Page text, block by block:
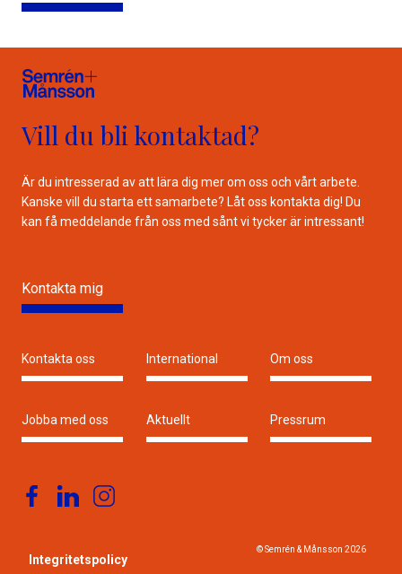
Vill du bli kontaktad?
Är du intresserad av att lära dig mer om oss och vårt arbete.
Kanske vill du starta ett samarbete? Låt oss kontakta dig! Du
kan få meddelande från oss med sånt vi tycker är intressant!
Kontakta mig
Kontakta oss International Om oss
Jobba med oss Aktuellt Pressrum
Integritetspolicy
© Semrén & Månsson 2026